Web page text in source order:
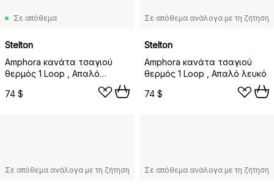
Σε απόθεμα
Stelton
Amphora κανάτα τσαγιού
θερμός 1 Loop , Απαλό
74 $
Σε απόθεμα ανάλογα με τη ζήτηση
Stelton
Amphora κανάτα τσαγιού
θερμός 1 Loop , Απαλό λευκό
74 $
Σε απόθεμα ανάλογα με τη ζήτηση Σε απόθεμα ανάλογα με τη ζήτηση